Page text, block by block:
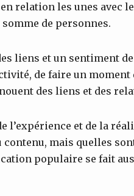
relation les unes avec
de personnes.
liens et un sentiment
de faire un moment
des liens et des
l’expérience et de la
contenu, mais quelles
populaire se fait